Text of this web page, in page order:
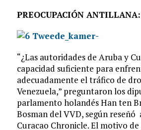
PREOCUPACIÓN ANTILLANA:
“¿Las autoridades de Aruba y
capacidad suficiente para
adecuadamente el tráfico de
Venezuela,” preguntaron los
parlamento holandés Han ten
Bosman del VVD, según reseñó
Curacao Chronicle. El motivo